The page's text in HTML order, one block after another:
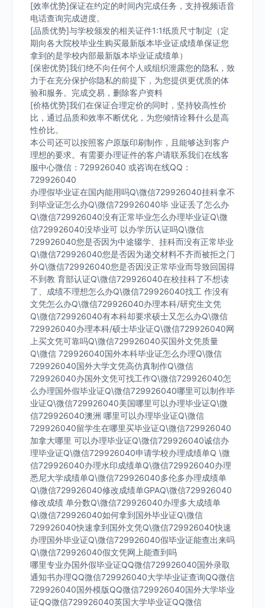
[效率优势]保证在约定的时间内完成任务，支持视频语音
电话查询完成进度。
[品质优势]与学校颁发的相关证件1:1纸质尺寸制定（定
期向各大院校毕业生购买最新版本毕业证成绩单保证您
拿到的是学校内部最新版本毕业证成绩单）
[保密优势]我们绝不向任何个人或组织泄露您的隐私，致
力于在充分保护你隐私的前提下，为您提供更优质的体
验和服务。完成交易，删除客户资料
[价格优势]我们在保证合理定价的同时，坚持较高性价
比，通过品质和效率不断优化，为您倾情诠释什么是高
性价比。
本公司还可以按照客户原版印刷制作，且能够达到客户
理想的要求。有需要办理证件的客户请联系我们在线客
服中心微信：729926040 或咨询在线QQ：
729926040
办理假毕业证在国内能用吗Q\微信729926040挂科拿不
到毕业证怎么办Q\微信729926040毕 业证丢了怎么办
Q\微信729926040没有正常毕业怎么办理毕业证Q\微
信729926040没毕业可 以办学历认证吗Q\微信
729926040您是否因为中途辍学、挂科而没有正常毕业
Q\微信729926040您是否因为递交材料不齐而被拒之门
外Q\微信729926040您是否因没正常毕业而导致回国得
不到教 育部认证Q\微信729926040在校挂科了不想读
了、成绩不理想怎么办Q\微信729926040找工 作没有
文凭怎么办Q\微信729926040办理本科/研究生文凭
Q\微信729926040有本科却要求硕士又怎么办Q\微信
729926040办理本科/硕士毕业证Q\微信729926040网
上买文凭可靠吗Q\微信729926040买国外文凭质量
Q\微信 729926040国外本科毕业证怎么办理Q\微信
729926040国外大学文凭高仿真制作Q\微信
729926040办国外文凭可找工作Q\微信729926040怎
么办理国外假毕业证Q\微信729926040哪里可以制作毕
业证Q\微信729926040美国哪里可以办理毕业证Q\微
信729926040澳洲 哪里可以办理毕业证Q\微信
729926040留学生在哪里买毕业证Q\微信729926040
加拿大哪里 可以办理毕业证Q\微信729926040诚信办
理毕业证Q\微信729926040申请学校办理成绩单Q \微
信729926040办理水印成绩单Q\微信729926040办理
悉尼大学成绩单Q\微信729926040多伦多办理成绩单
Q\微信729926040修改成绩单GPAQ\微信729926040
修改成绩 单分数Q\微信729926040办理多大成绩单
Q\微信729926040如何拿到国外毕业证Q\微信
729926040快速拿到国外文凭Q\微信729926040快速
办理国外毕业证Q\微信729926040假毕业证能查出来吗
Q\微信729926040假文凭网上能查到吗
哪里专业办国外假毕业证QQ微信729926040国外录取
通知书办理QQ微信729926040大学毕业证查询QQ微信
729926040国外模版QQ微信729926040国外大学毕业
证QQ微信729926040英国大学毕业证QQ微信